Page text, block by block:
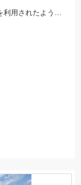
YouTuberのカズキング様の釣果です。ふじなみ丸さんを利用されたようです。